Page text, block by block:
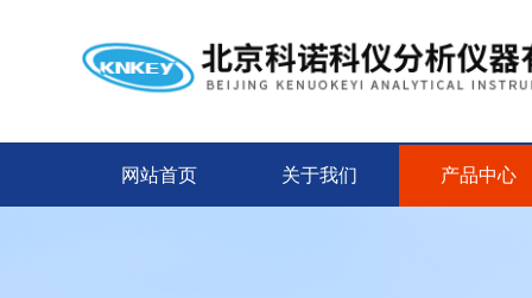
网站首页 关于我们 产品中心